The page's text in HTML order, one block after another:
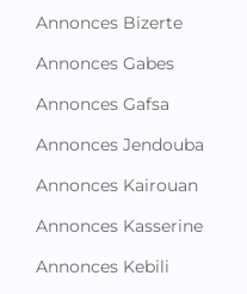
Annonces Bizerte
Annonces Gabes
Annonces Gafsa
Annonces Jendouba
Annonces Kairouan
Annonces Kasserine
Annonces Kebili